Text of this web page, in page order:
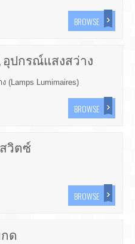
BROWSE
ปกรณ์แสงสว่าง
(Lamps Lumimaires)
BROWSE
วิตซ์
BROWSE
ด